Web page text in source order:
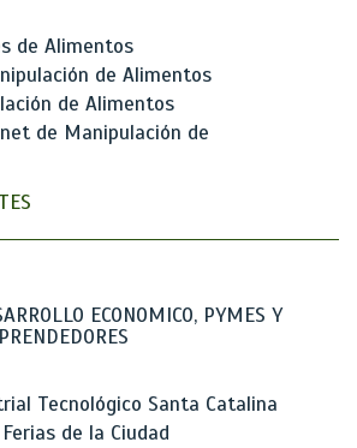
de Alimentos
de Alimentos
de Alimentos
de Manipulación de
ECONOMICO, PYMES Y
Tecnológico Santa Catalina
de la Ciudad